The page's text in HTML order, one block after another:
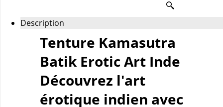
Description
Tenture Kamasutra
Batik Erotic Art Inde
Découvrez l'art
érotique indien avec